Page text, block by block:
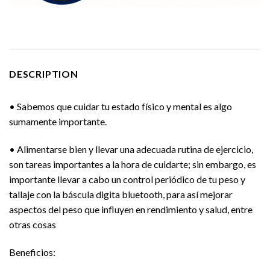
DESCRIPTION
• Sabemos que cuidar tu estado físico y mental es algo
sumamente importante.
• Alimentarse bien y llevar una adecuada rutina de ejercicio,
son tareas importantes a la hora de cuidarte; sin embargo, es
importante llevar a cabo un control periódico de tu peso y
tallaje con la báscula digita bluetooth, para así mejorar
aspectos del peso que influyen en rendimiento y salud, entre
otras cosas
Beneficios: